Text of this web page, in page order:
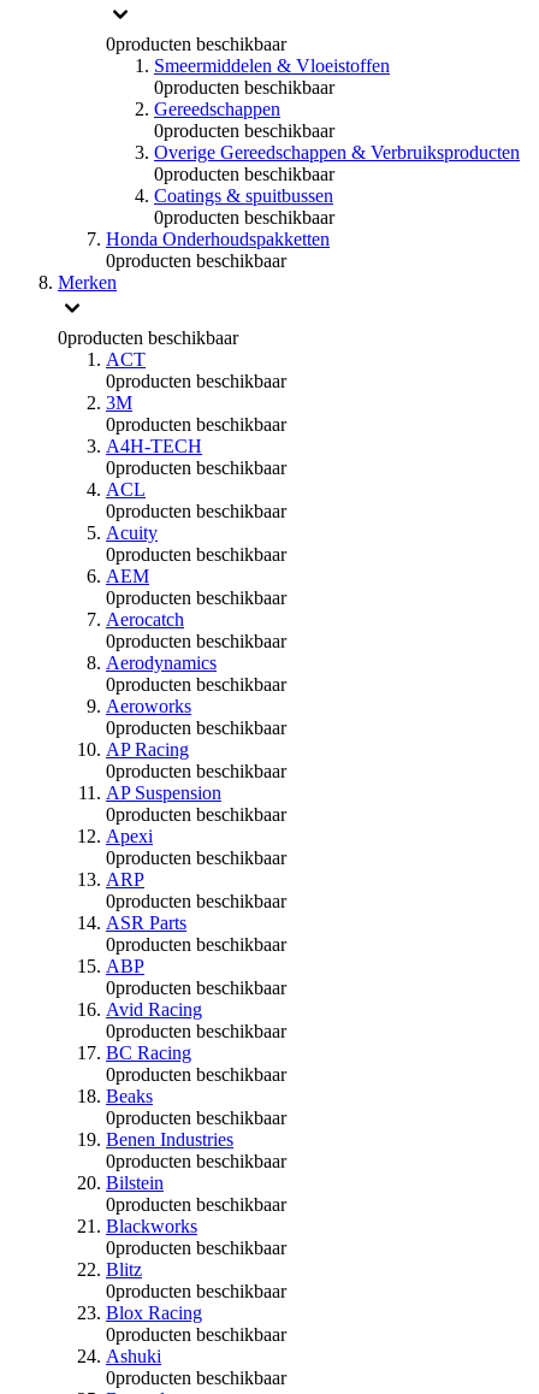
0producten beschikbaar
Smeermiddelen & Vloeistoffen
0producten beschikbaar
Gereedschappen
0producten beschikbaar
Overige Gereedschappen & Verbruiksproducten
0producten beschikbaar
Coatings & spuitbussen
0producten beschikbaar
Honda Onderhoudspakketten
0producten beschikbaar
Merken
0producten beschikbaar
ACT
0producten beschikbaar
3M
0producten beschikbaar
A4H-TECH
0producten beschikbaar
ACL
0producten beschikbaar
Acuity
0producten beschikbaar
AEM
0producten beschikbaar
Aerocatch
0producten beschikbaar
Aerodynamics
0producten beschikbaar
Aeroworks
0producten beschikbaar
AP Racing
0producten beschikbaar
AP Suspension
0producten beschikbaar
Apexi
0producten beschikbaar
ARP
0producten beschikbaar
ASR Parts
0producten beschikbaar
ABP
0producten beschikbaar
Avid Racing
0producten beschikbaar
BC Racing
0producten beschikbaar
Beaks
0producten beschikbaar
Benen Industries
0producten beschikbaar
Bilstein
0producten beschikbaar
Blackworks
0producten beschikbaar
Blitz
0producten beschikbaar
Blox Racing
0producten beschikbaar
Ashuki
0producten beschikbaar